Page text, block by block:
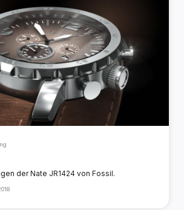
der Nate JR1424 von Fossil.